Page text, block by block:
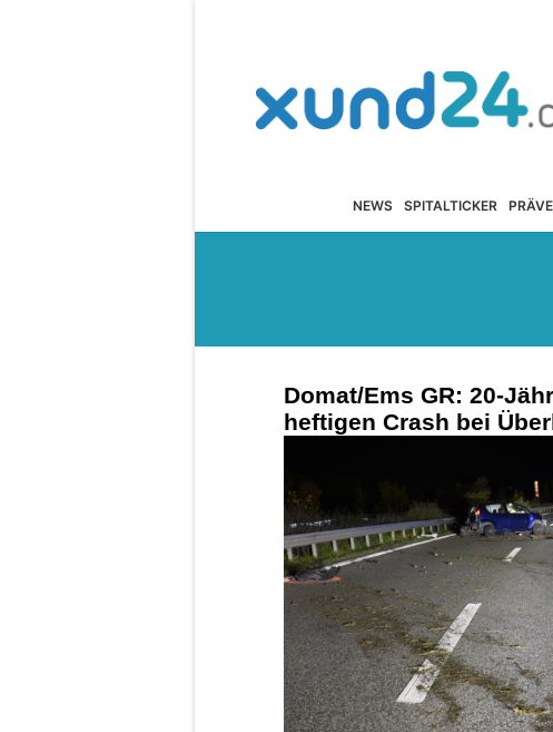
NEWS SPITALTICKER
Domat/Ems GR: 20-
heftigen Crash bei